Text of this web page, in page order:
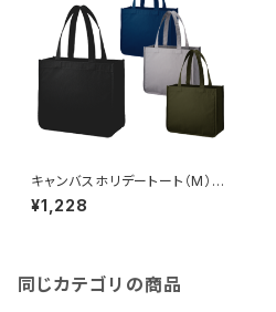
キャンバスホリデートート（M）
MG
¥1,228
同じカテゴリの商品